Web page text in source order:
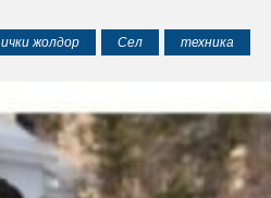
ички жолдор Сел техника